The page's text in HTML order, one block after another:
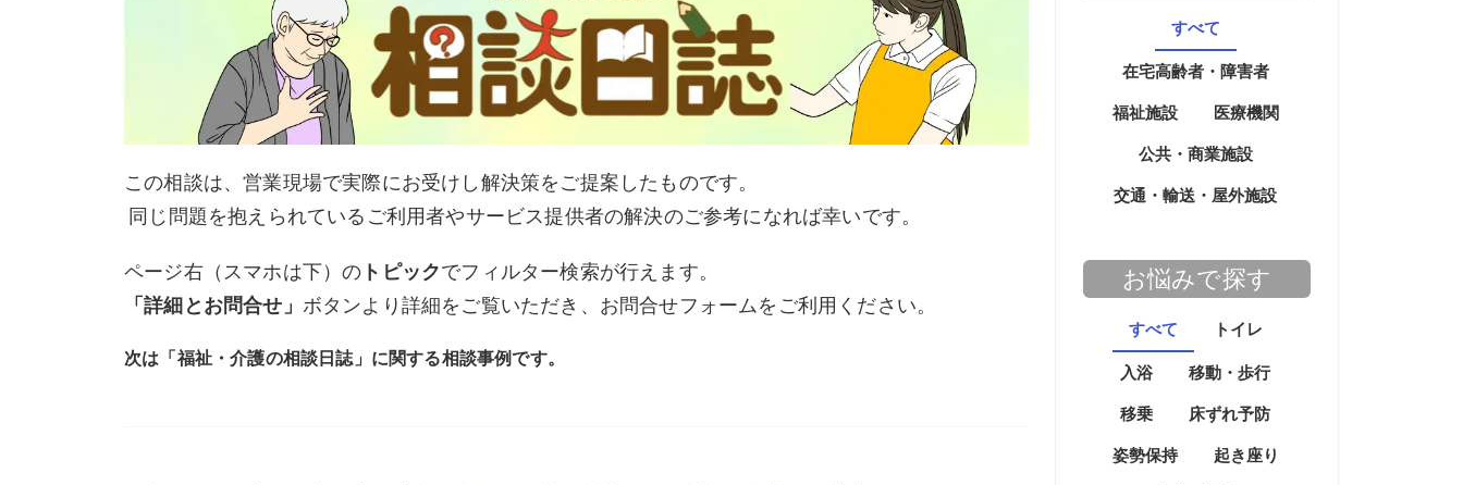
この相談は、営業現場で実際にお受けし解決策をご提案したものです。
同じ問題を抱えられているご利用者やサービス提供者の解決のご参考になれば幸いです。
ページ右（スマホは下）の トピックでフィルター検索が行えます。
「詳細とお問合せ」 ボタンより詳細をご覧いただき、お問合せフォームをご利用ください。
次は「福祉・介護の相談日誌」に関する相談事例です。
すべて
在宅高齢者・障害者
福祉施設 医療機関
公共・商業施設
交通・輸送・屋外施設
お悩みで探す
すべて トイレ
入浴 移動・歩行
移乗 床ずれ予防
姿勢保持 起き座り